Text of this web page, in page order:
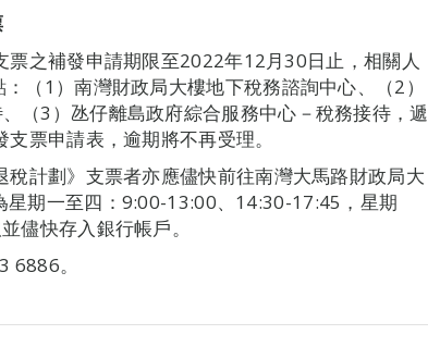
票之補發申請期限至2022年12月30日止，相關人
（1）南灣財政局大樓地下稅務諮詢中心、（2）
（3）氹仔離島政府綜合服務中心－稅務接待，遞
票申請表，逾期將不再受理。
計劃》支票者亦應儘快前往南灣大馬路財政局大
星期一至四：9:00-13:00、14:30-17:45，星期
儘快存入銀行帳戶。
6886。